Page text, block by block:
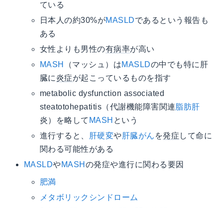
ている
日本人の約30%がMASLDであるという報告も
ある
女性よりも男性の有病率が高い
MASH
（マッシュ）はMASLDの中でも特に肝
臓に炎症が起こっているものを指す
metabolic dysfunction associated
steatotohepatitis（代謝機能障害関連脂肪肝
炎）を略して MASH という
進行すると、 肝硬変や肝臓がん を発症 して命に
関わる可能性がある
MASLDやMASH の発症や進行に関わる要因
肥満
メタボリックシンドローム